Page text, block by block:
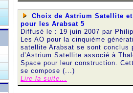
Choix de Astrium Satellite et
pour les Arabsat 5
Diffusé le : 19 juin 2007 par
Les AO pour la cinquième
satellite Arabsat se sont conclus
d’Astrium Satellite associé à
Space pour leur construction.
se compose (...)
Lire la suite...